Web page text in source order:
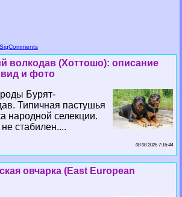
волкодав (Хоттошо): описание
и фото
Бурят-
Типичная пастушья
народной селекции.
стабилен....
08 08 2026 7:16:44
овчарка (East European